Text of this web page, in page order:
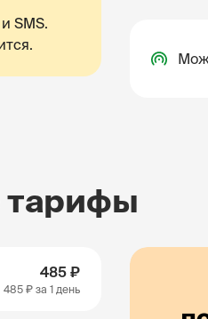
SMS.
тарифы
485 ₽
485 ₽ за 1 день